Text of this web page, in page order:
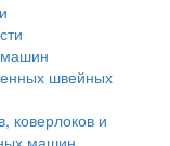
швейных
коверлоков и
машин